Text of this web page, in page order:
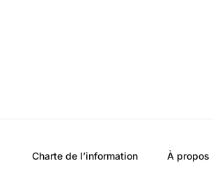
Charte de l’information À propos